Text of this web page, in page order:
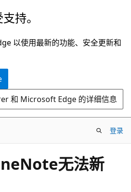
持。
以使用最新的功能、安全更新和
和 Microsoft Edge 的详细信息
登录
无法新